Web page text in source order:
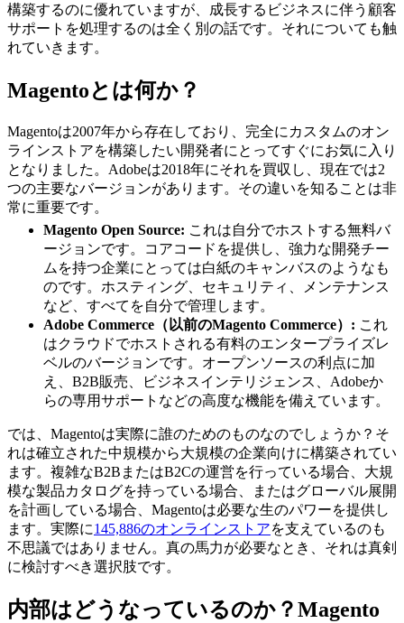
構築するのに優れていますが、成長するビジネスに伴う顧客
サポートを処理するのは全く別の話です。それについても触
れていきます。
Magentoとは何か？
Magentoは2007年から存在しており、完全にカスタムのオン
ラインストアを構築したい開発者にとってすぐにお気に入り
となりました。Adobeは2018年にそれを買収し、現在では2
つの主要なバージョンがあります。その違いを知ることは非
常に重要です。
Magento Open Source: これは自分でホストする無料バ
ージョンです。コアコードを提供し、強力な開発チー
ムを持つ企業にとっては白紙のキャンバスのようなも
のです。ホスティング、セキュリティ、メンテナンス
など、すべてを自分で管理します。
Adobe Commerce（以前のMagento Commerce）: これ
はクラウドでホストされる有料のエンタープライズレ
ベルのバージョンです。オープンソースの利点に加
え、B2B販売、ビジネスインテリジェンス、Adobeか
らの専用サポートなどの高度な機能を備えています。
では、Magentoは実際に誰のためのものなのでしょうか？そ
れは確立された中規模から大規模の企業向けに構築されてい
ます。複雑なB2BまたはB2Cの運営を行っている場合、大規
模な製品カタログを持っている場合、またはグローバル展開
を計画している場合、Magentoは必要な生のパワーを提供し
ます。実際に145,886のオンラインストアを支えているのも
不思議ではありません。真の馬力が必要なとき、それは真剣
に検討すべき選択肢です。
内部はどうなっているのか？Magento